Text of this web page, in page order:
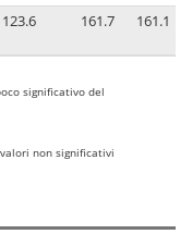
123.6 161.7 161.1
significativo del
non significativi